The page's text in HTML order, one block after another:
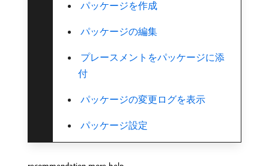
​ パッケージを作成
​ パッケージの編集
​ プレースメントをパッケージに添
付
​ パッケージの変更ログを表示
​ パッケージ設定